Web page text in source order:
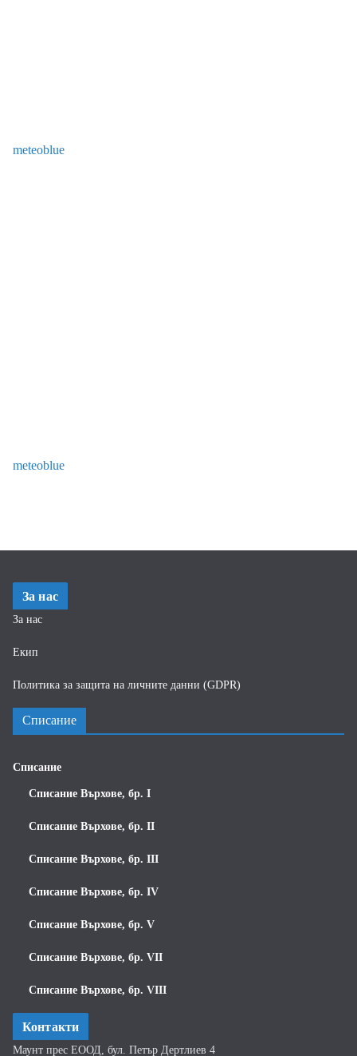
meteoblue
meteoblue
За нас
За нас
Екип
Политика за защита на личните данни (GDPR)
Списание
Списание
Списание Върхове, бр. I
Списание Върхове, бр. II
Списание Върхове, бр. III
Списание Върхове, бр. IV
Списание Върхове, бр. V
Списание Върхове, бр. VII
Списание Върхове, бр. VIII
Контакти
Маунт прес ЕООД, бул. Петър Дертлиев 4